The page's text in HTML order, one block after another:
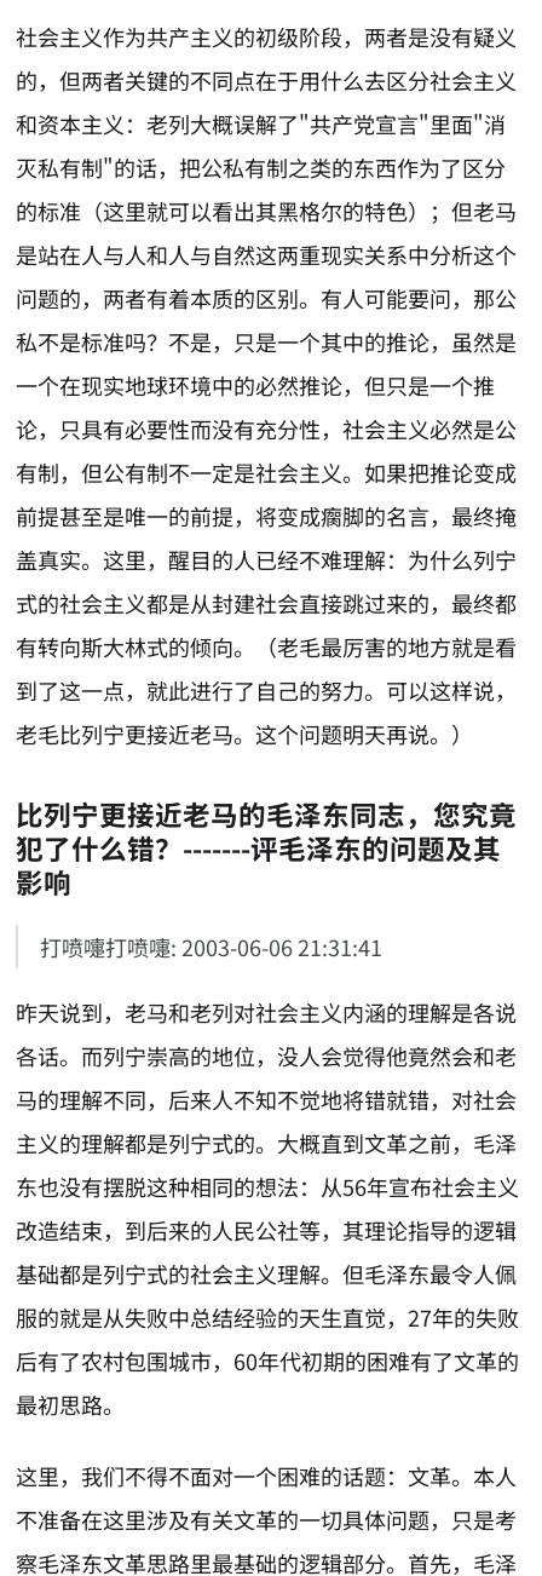
社会主义作为共产主义的初级阶段，两者是没有疑义
的，但两者关键的不同点在于用什么去区分社会主义
和资本主义：老列大概误解了"共产党宣言"里面"消
灭私有制"的话，把公私有制之类的东西作为了区分
的标准（这里就可以看出其黑格尔的特色）；但老马
是站在人与人和人与自然这两重现实关系中分析这个
问题的，两者有着本质的区别。有人可能要问，那公
私不是标准吗？不是，只是一个其中的推论，虽然是
一个在现实地球环境中的必然推论，但只是一个推
论，只具有必要性而没有充分性，社会主义必然是公
有制，但公有制不一定是社会主义。如果把推论变成
前提甚至是唯一的前提，将变成瘸脚的名言，最终掩
盖真实。这里，醒目的人已经不难理解：为什么列宁
式的社会主义都是从封建社会直接跳过来的，最终都
有转向斯大林式的倾向。（老毛最厉害的地方就是看
到了这一点，就此进行了自己的努力。可以这样说，
老毛比列宁更接近老马。这个问题明天再说。）
比列宁更接近老马的毛泽东同志，您究竟
犯了什么错？-------评毛泽东的问题及其
影响
打喷嚏打喷嚏: 2003-06-06 21:31:41
昨天说到，老马和老列对社会主义内涵的理解是各说
各话。而列宁崇高的地位，没人会觉得他竟然会和老
马的理解不同，后来人不知不觉地将错就错，对社会
主义的理解都是列宁式的。大概直到文革之前，毛泽
东也没有摆脱这种相同的想法：从56年宣布社会主义
改造结束，到后来的人民公社等，其理论指导的逻辑
基础都是列宁式的社会主义理解。但毛泽东最令人佩
服的就是从失败中总结经验的天生直觉，27年的失败
后有了农村包围城市，60年代初期的困难有了文革的
最初思路。
这里，我们不得不面对一个困难的话题：文革。本人
不准备在这里涉及有关文革的一切具体问题，只是考
察毛泽东文革思路里最基础的逻辑部分。首先，毛泽